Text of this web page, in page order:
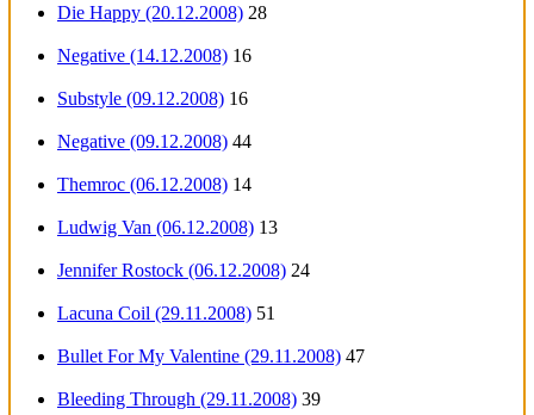
Die Happy (20.12.2008) 28
Negative (14.12.2008) 16
Substyle (09.12.2008) 16
Negative (09.12.2008) 44
Themroc (06.12.2008) 14
Ludwig Van (06.12.2008) 13
Jennifer Rostock (06.12.2008) 24
Lacuna Coil (29.11.2008) 51
Bullet For My Valentine (29.11.2008) 47
Bleeding Through (29.11.2008) 39